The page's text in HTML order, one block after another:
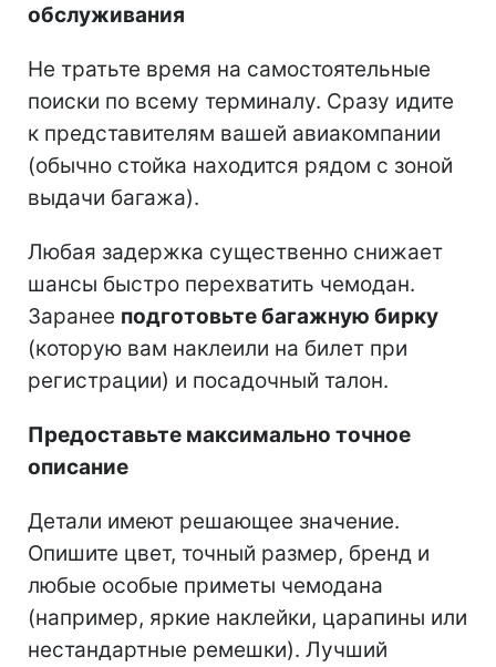
обслуживания
Не тратьте время на самостоятельные
поиски по всему терминалу. Сразу идите
к представителям вашей авиакомпании
(обычно стойка находится рядом с зоной
выдачи багажа).
Любая задержка существенно снижает
шансы быстро перехватить чемодан.
Заранее подготовьте багажную бирку
(которую вам наклеили на билет при
регистрации) и посадочный талон.
Предоставьте максимально точное
описание
Детали имеют решающее значение.
Опишите цвет, точный размер, бренд и
любые особые приметы чемодана
(например, яркие наклейки, царапины или
нестандартные ремешки). Лучший